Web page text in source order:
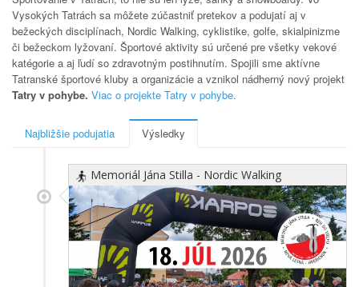
Vysokých Tatrách sa môžete zúčastniť pretekov a podujatí aj v
bežeckých disciplínach, Nordic Walking, cyklistike, golfe, skialpinizme
či bežeckom lyžovaní. Športové aktivity sú určené pre všetky vekové
katégorie a aj ľudí so zdravotným postihnutím. Spojili sme aktívne
Tatranské športové kluby a organizácie a vznikol nádherný nový projekt
Tatry v pohybe. Viac o projekte Tatry v pohybe.
Najbližšie podujatia Výsledky
Memoriál Jána Stilla - Nordic Walking